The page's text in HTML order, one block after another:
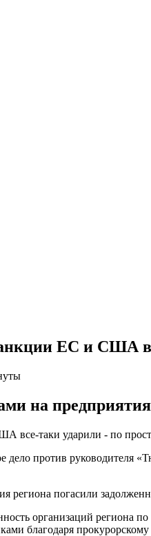
ЕС и США
на
дело против
региона погасили
организаций региона
благодаря прокурорскому